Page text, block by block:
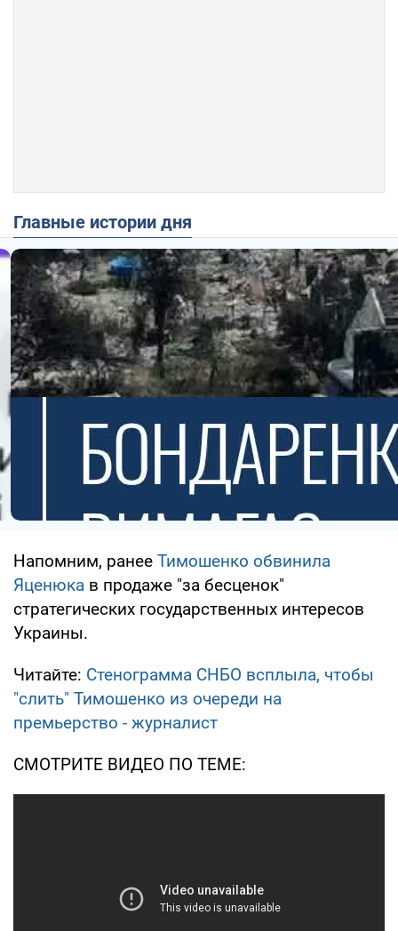
Главные истории дня
Напомним, ранее Тимошенко обвинила
Яценюка в продаже "за бесценок"
стратегических государственных интересов
Украины.
Читайте: Стенограмма СНБО всплыла, чтобы
"слить" Тимошенко из очереди на
премьерство - журналист
СМОТРИТЕ ВИДЕО ПО ТЕМЕ: